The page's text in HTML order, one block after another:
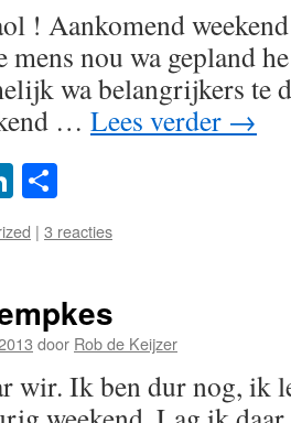
! Aankomend
nou wa gepland
wa belangrijkers te
… Lees verder →
LinkedIn
| 3 reacties
door Rob de Keijzer
wir. Ik ben dur nog, ik